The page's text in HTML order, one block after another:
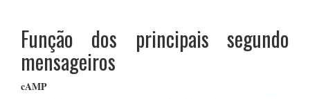
Função dos principais segundo
mensageiros
cAMP